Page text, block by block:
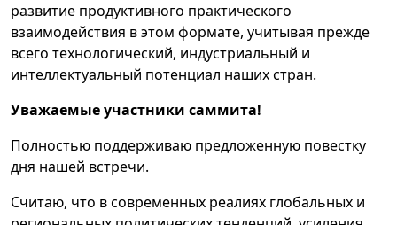
развитие продуктивного практического
взаимодействия в этом формате, учитывая прежде
всего технологический, индустриальный и
интеллектуальный потенциал наших стран.
Уважаемые участники саммита!
Полностью поддерживаю предложенную повестку
дня нашей встречи.
Считаю, что в современных реалиях глобальных и